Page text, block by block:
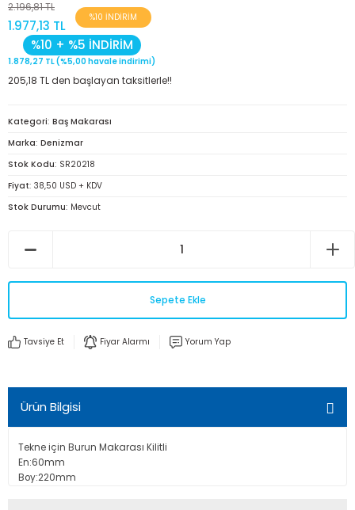
2.196,81 TL
1.977,13 TL
%10 İNDİRİM
%10 + %5 İNDİRİM
1.878,27 TL (%5,00 havale indirimi)
205,18 TL den başlayan taksitlerle!!
Kategori Baş Makarası
Marka Denizmar
Stok Kodu SR20218
Fiyat 38,50 USD + KDV
Stok Durumu Mevcut
Sepete Ekle
Tavsiye Et Fiyar Alarmı Yorum Yap
Ürün Bilgisi
Tekne için Burun Makarası Kilitli
En:60mm
Boy:220mm